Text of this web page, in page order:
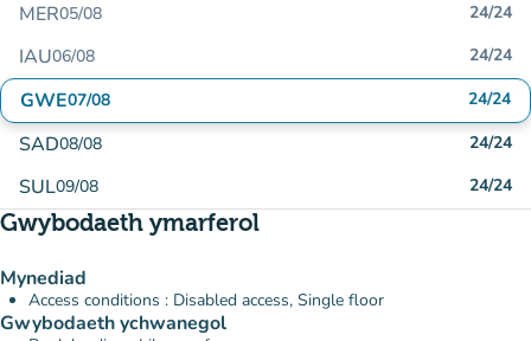
MER05/08 24/24
IAU06/08 24/24
GWE07/08 24/24
SAD08/08 24/24
SUL09/08 24/24
Gwybodaeth ymarferol
Mynediad
Access conditions : Disabled access, Single floor
Gwybodaeth ychwanegol